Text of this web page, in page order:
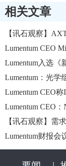
相关文章
【讯石观察】
Lumentum CEO
Lumentum入选《
Lumentum：光学
Lumentum CEO称
Lumentum CEO
【讯石观察】需
Lumentum财报​会